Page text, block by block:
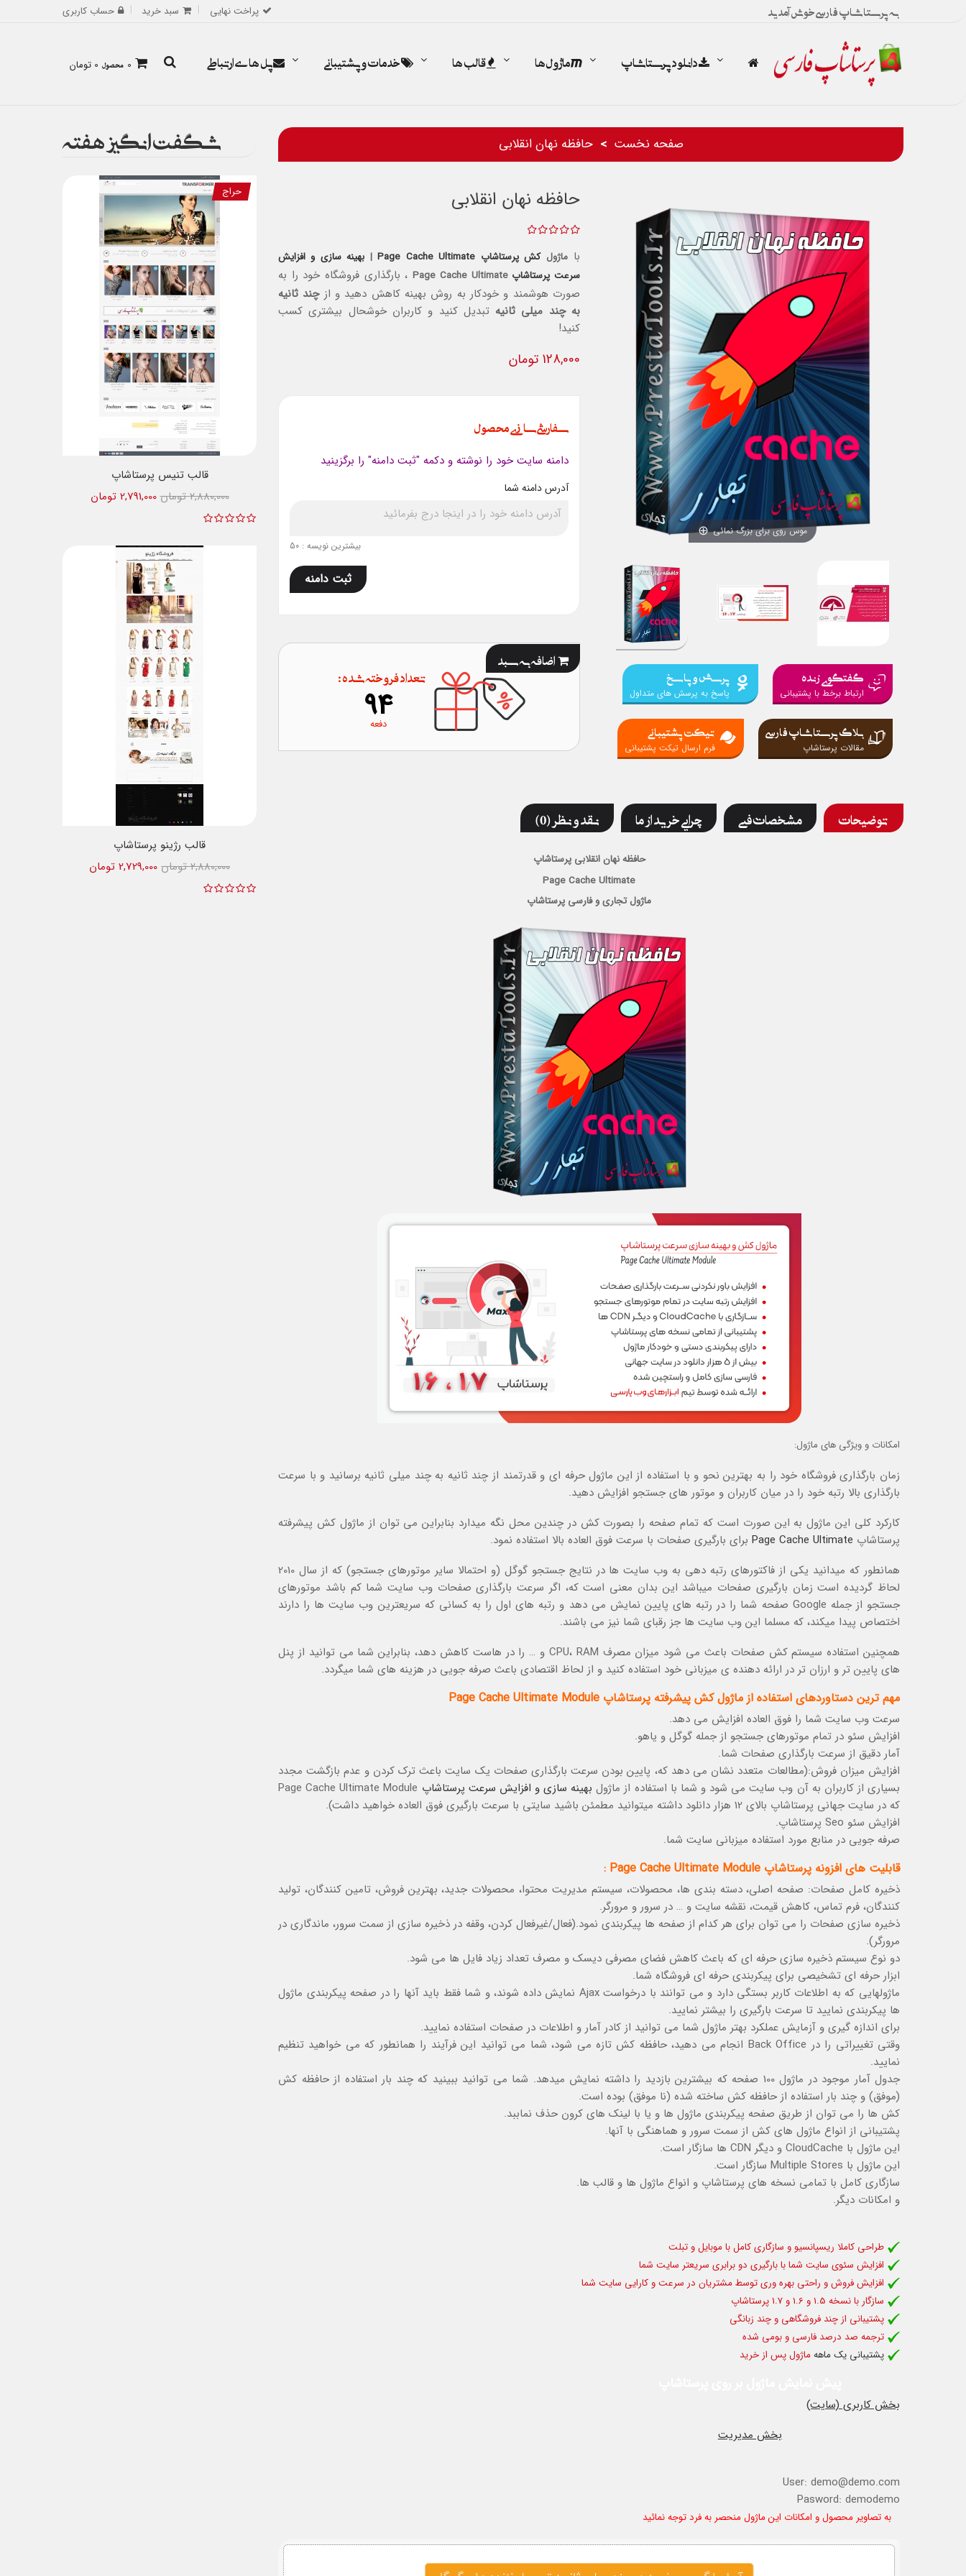
به پرستاشاپ فارسی خوش آمدید پراخت نهایی سبد خرید حساب کاربری
0 محصول 0 تومان دانلود پرستاشاپ ماژول ها قالب ها خدمات و پشتیبانی پل های ارتباطی
صفحه نخست حافظه نهان انقلابی
موس روی برای بزرگ نمائی
گفتگوی زنده
ارتباط برخط با پشتیبانی
پرسش و پاسخ
پاسخ به پرسش های متداول
بلاگ پرستاشاپ فارسی
مقالات پرستاشاپ
تیکت پشتیبانی
فرم ارسال تیکت پشتیبانی
حافظه نهان انقلابی
باماژولکش پرستاشاپ Page Cache Ultimate
| بهینه سازی و افزایش
سرعت پرستاشاپ Page Cache Ultimate
، بارگذاری فروشگاه خود را به
صورت هوشمند و خودکار به روش بهینه کاهش دهید و ازچند ثانیه
به چند میلی ثانیه تبدیل کنید و کاربران خوشحال بیشتری کسب
کنید!
128,000 تومان
سفارشی سازی محصول
دامنه سایت خود را نوشته و دکمه "ثبت دامنه" را برگزینید
آدرس دامنه شما
بیشترین نویسه : 50
ثبت دامنه
اضافه به سبد
تعداد فروخته شده :
94
دفعه
توضیحات مشخصات فنی چرایی خرید از ما نقد و نظر (0)
حافظه نهان انقلابی پرستاشاپ
Page Cache Ultimate
ماژول تجاری و فارسی پرستاشاپ
امکانات و ویژگی های ماژول:
زمان بارگذاری فروشگاه خود را به بهترین نحو و با استفاده از این ماژول حرفه ای و قدرتمند از چند ثانیه به چند میلی ثانیه برسانید و با سرعت
بارگذاری بالا رتبه خود را در میان کاربران و موتور های جستجو افزایش دهید.
کارکرد کلی این ماژول به این صورت است که تمام صفحه را بصورت کش در چندین محل نگه میدارد بنابراین می توان از ماژول کش پیشرفته
پرستاشاپ Page Cache Ultimate برای بارگیری صفحات با سرعت فوق العاده بالا استفاده نمود.
همانطور که میدانید یکی از فاکتورهای رتبه دهی به وب سایت ها در نتایج جستجو گوگل (و احتمالا سایر موتورهای جستجو) که از سال 2010
لحاظ گردیده است زمان بارگیری صفحات میباشد این بدان معنی است که، اگر سرعت بارگذاری صفحات وب سایت شما کم باشد موتورهای
جستجو از جمله Google صفحه شما را در رتبه های پایین نمایش می دهد و رتبه های اول را به کسانی که سریعترین وب سایت ها را دارند
اختصاص پیدا میکند، که مسلما این وب سایت ها جز رقبای شما نیز می باشند.
همچنین استفاده سیستم کش صفحات باعث می شود میزان مصرف CPU، RAM و … را در هاست کاهش دهد، بنابراین شما می توانید از پنل
های پایین تر و ارزان تر در ارائه دهنده ی میزبانی خود استفاده کنید و از لحاظ اقتصادی باعث صرفه جویی در هزینه های شما میگردد.
مهم ترین دستاوردهای استفاده از ماژول کش پیشرفته پرستاشاپ Page Cache Ultimate Module
سرعت وب سایت شما را فوق العاده افزایش می دهد.
افزایش سئو در تمام موتورهای جستجو از جمله گوگل و یاهو.
آمار دقیق از سرعت بارگذاری صفحات شما.
افزایش میزان فروش:(مطالعات متعدد نشان می دهد که، پایین بودن سرعت بارگذاری صفحات یک سایت باعث ترک کردن و عدم بازگشت مجدد
بسیاری از کاربران به آن وب سایت می شود و شما با استفاده از ماژول بهینه سازی و افزایش سرعت پرستاشاپ Page Cache Ultimate Module
که در سایت جهانی پرستاشاپ بالای 12 هزار دانلود داشته میتوانید مطمئن باشید سایتی با سرعت بارگیری فوق العاده خواهید داشت).
افزایش سئو Seo پرستاشاپ.
صرفه جویی در منابع مورد استفاده میزبانی سایت شما.
قابلیت های افزونه پرستاشاپ Page Cache Ultimate Module :
ذخیره کامل صفحات: صفحه اصلی، دسته بندی ها، محصولات، سیستم مدیریت محتوا، محصولات جدید، بهترین فروش، تامین کنندگان، تولید
کنندگان، فرم تماس، کاهش قیمت، نقشه سایت و … در سرور و مرورگر.
ذخیره سازی صفحات را می توان برای هر کدام از صفحه ها پیکربندی نمود.(فعال/غیرفعال کردن، وقفه در ذخیره سازی از سمت سرور، ماندگاری در
مرورگر).
دو نوع سیستم ذخیره سازی حرفه ای که باعث کاهش فضای مصرفی دیسک و مصرف تعداد زیاد فایل ها می شود.
ابزار حرفه ای تشخیصی برای پیکربندی حرفه ای فروشگاه شما.
ماژولهایی که به اطلاعات کاربر بستگی دارد و می توانند با درخواست Ajax نمایش داده شوند، و شما فقط باید آنها را در صفحه پیکربندی ماژول
ها پیکربندی نمایید تا سرعت بارگیری را بیشتر نمایید.
برای اندازه گیری و آزمایش عملکرد بهتر ماژول شما می توانید از کادر آمار و اطلاعات در صفحات استفاده نمایید.
وقتی تغییراتی را در Back Office انجام می دهید، حافظه کش تازه می شود، شما می توانید این فرآیند را همانطور که می خواهید تنظیم
نمایید.
جدول آمار موجود در ماژول 100 صفحه که بیشترین بازدید را داشته نمایش میدهد. شما می توانید ببینید که چند بار استفاده از حافظه کش
(موفق) و چند بار استفاده از حافظه کش ساخته شده (نا موفق) بوده است.
کش ها را می توان از طریق صفحه پیکربندی ماژول ها و یا با لینک های کرون حذف نماببد.
پشتیبانی از انواع ماژول های کش از سمت سرور و هماهنگی با آنها.
این ماژول با CloudCache و دیگر CDN ها سازگار است.
این ماژول با Multiple Stores سازگار است.
سازگاری کامل با تمامی نسخه های پرستاشاپ و انواع ماژول ها و قالب ها.
و امکانات دیگر.
طراحی کاملا ریسپانسیو و سازگاری کامل با موبایل و تبلت
افزایش سئوی سایت شما با بارگیری دو برابری سریعتر سایت شما
افزایش فروش و راحتی بهره وری توسط مشتریان در سرعت و کارایی سایت شما
سازگار با نسخه 1.5 و 1.6 و 1.7 پرستاشاپ
پشتیبانی از چند فروشگاهی و چند زبانگی
ترجمه صد درصد فارسی و بومی شده
پشتیبانی یک ماههماژول پس از خرید
بخش کاربری (سایت)
بخش مدیریت
User: demo@demo.com
Pasword: demodemo
به تصاویر محصول و امکانات این ماژول منحصر به فرد توجه نمائید
شگفت انگیز هفته
حراج
قالب تنیس پرستاشاپ
2,791,000 تومان
2,880,000 تومان
قالب رژینو پرستاشاپ
2,729,000 تومان
2,880,000 تومان